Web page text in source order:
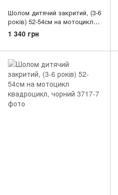
Шолом дитячий закритий, (3-6
років) 52-54см на мотоцикл
квадроцикл, рожевий
"Зайчик"
1 340 грн